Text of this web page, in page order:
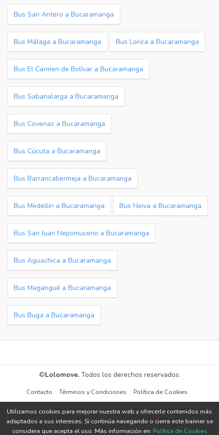
Bus San Antero a Bucaramanga
Bus Málaga a Bucaramanga Bus Lorica a Bucaramanga
Bus El Carmen de Bolívar a Bucaramanga
Bus Sabanalarga a Bucaramanga
Bus Covenas a Bucaramanga
Bus Cúcuta a Bucaramanga
Bus Barrancabermeja a Bucaramanga
Bus Medellin a Bucaramanga Bus Neiva a Bucaramanga
Bus San Juan Nepomuceno a Bucaramanga
Bus Aguachica a Bucaramanga
Bus Magangué a Bucaramanga
Bus Buga a Bucaramanga
©Lolomove. Todos los derechos reservados.
Contacto Términos y Condiciones Política de Cookies